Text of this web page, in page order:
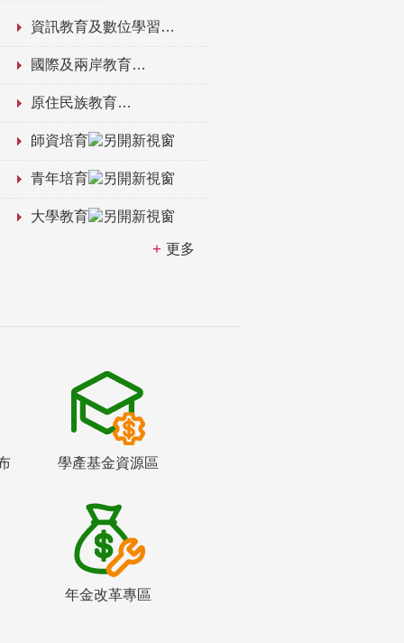
資訊教育及數位學習
國際及兩岸教育
原住民族教育
師資培育
青年培育
大學教育
更多
學產基金資源區
年金改革專區